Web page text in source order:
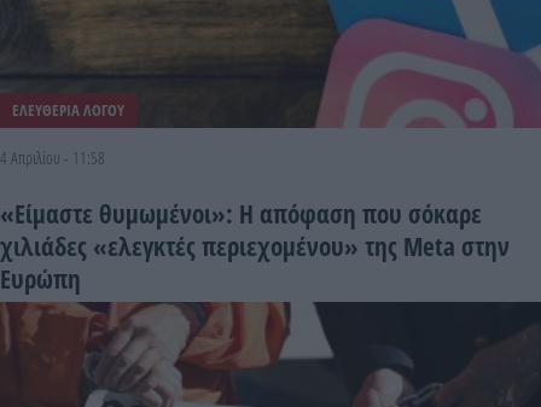
ΕΛΕΥΘΕΡΙΑ ΛΟΓΟΥ
4 Απριλίου - 11:58
«Είμαστε θυμωμένοι»: Η απόφαση που σόκαρε
χιλιάδες «ελεγκτές περιεχομένου» της Meta στην
Ευρώπη